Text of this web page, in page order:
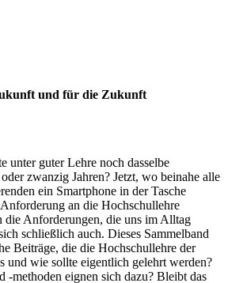
und für die Zukunft
unter guter Lehre noch dasselbe
zwanzig Jahren? Jetzt, wo beinahe alle
ein Smartphone in der Tasche
an die Hochschullehre
die Anforderungen, die uns im Alltag
schließlich auch. Dieses Sammelband
Beiträge, die die Hochschullehre der
und wie sollte eigentlich gelehrt werden?
-methoden eignen sich dazu? Bleibt das